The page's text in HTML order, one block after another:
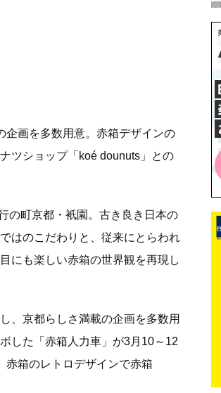
企画を多数用意。赤箱デザインの
ツショップ「koé dounuts」との
の町京都・衹園。古き良き日本の
はのこだわりと、従来にとらわれ
にも楽しい赤箱の世界観を再現し
、京都らしさ満載の企画を多数用
した「赤箱人力車」が3月10～12
赤箱のレトロデザインで赤箱